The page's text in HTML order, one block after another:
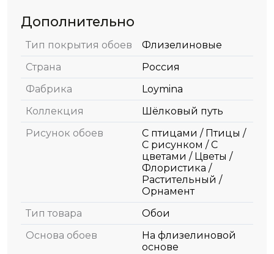
Дополнительно
Тип покрытия обоев
Флизелиновые
Страна
Россия
Фабрика
Loymina
Коллекция
Шёлковый путь
Рисунок обоев
С птицами / Птицы /
С рисунком / С
цветами / Цветы /
Флористика /
Растительный /
Орнамент
Тип товара
Обои
Основа обоев
На флизелиновой
основе